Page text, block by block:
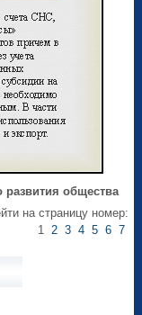
развития общества
на страницу номер:
1 2 3 4 5 6 7